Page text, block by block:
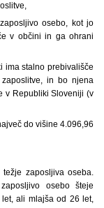
osebo, kot jo
v občini in ga ohrani
ima stalno prebivališče
in bo njena
v Republiki Sloveniji (v
do višine 4.096,96
zaposljiva oseba.
osebo šteje
ali mlajša od 26 let,